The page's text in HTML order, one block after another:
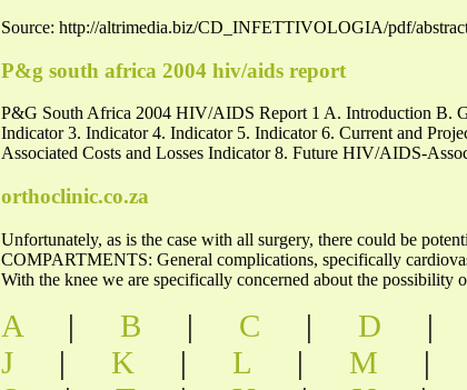
Source: http://altrimedia.biz/CD_INFETTIVOLOGIA/pdf/
P&g south africa 2004 hiv/aids report
P&G South Africa 2004 HIV/AIDS Report 1 A. Introduction B.
Indicator 3. Indicator 4. Indicator 5. Indicator 6. Current and
Associated Costs and Losses Indicator 8. Future HIV/AIDS-
orthoclinic.co.za
Unfortunately, as is the case with all surgery, there could be
COMPARTMENTS: General complications, specifically
With the knee we are specifically concerned about the possibility
A | B | C | D |
J
| K | L | M |